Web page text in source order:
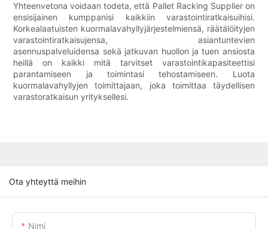
Yhteenvetona voidaan todeta, että Pallet Racking Supplier on
ensisijainen kumppanisi kaikkiin varastointiratkaisuihisi.
Korkealaatuisten kuormalavahyllyjärjestelmiensä, räätälöityjen
varastointiratkaisujensa, asiantuntevien
asennuspalveluidensa sekä jatkuvan huollon ja tuen ansiosta
heillä on kaikki mitä tarvitset varastointikapasiteettisi
parantamiseen ja toimintasi tehostamiseen. Luota
kuormalavahyllyjen toimittajaan, joka toimittaa täydellisen
varastoratkaisun yrityksellesi.
Ota yhteyttä meihin
Nimi